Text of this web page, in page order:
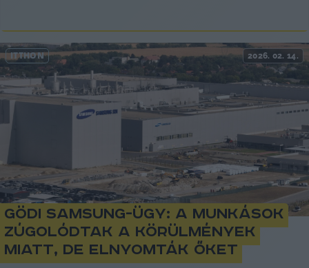
ITTHON 2026. 02. 14.
Gödi Samsung-ügy: a munkások
zúgolódtak a körülmények
miatt, de elnyomták őket